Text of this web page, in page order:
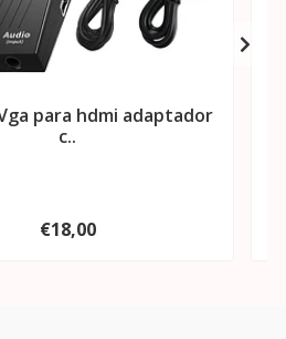
Vga para hdmi adaptador
c..
€18,00